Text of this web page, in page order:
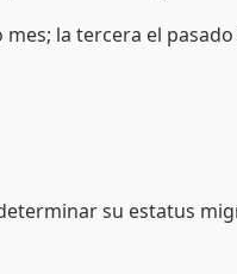
la tercera el
su estatus